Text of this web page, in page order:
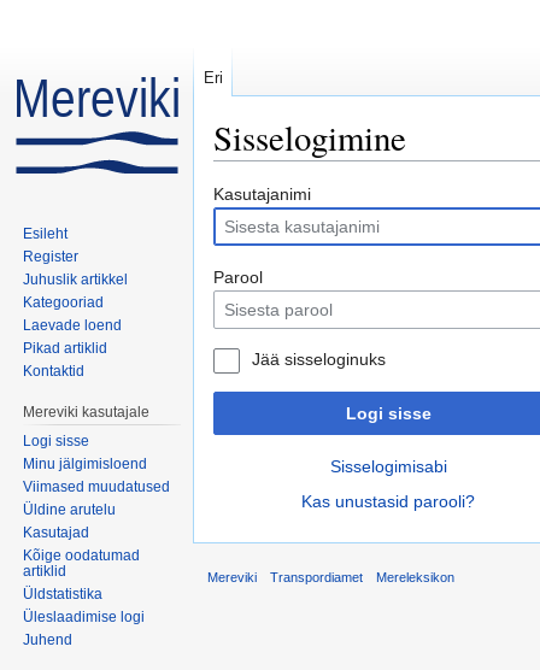
Sisselogimine
Kasutajanimi
Parool
Jää sisseloginuks
Logi sisse
Sisselogimisabi
Kas unustasid parooli?
Eri
Esileht
Register
Juhuslik artikkel
Kategooriad
Laevade loend
Pikad artiklid
Kontaktid
Mereviki kasutajale
Logi sisse
Minu jälgimisloend
Viimased muudatused
Üldine arutelu
Kasutajad
Kõige oodatumad
artiklid
Üldstatistika
Üleslaadimise logi
Juhend
Mereviki Transpordiamet Mereleksikon